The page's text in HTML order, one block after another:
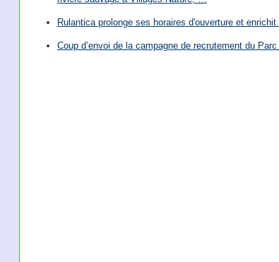
Rulantica prolonge ses horaires d'ouverture et
Coup d’envoi de la campagne de recrutement du